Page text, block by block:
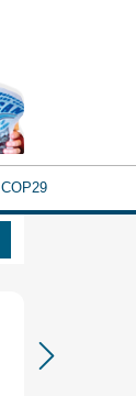
COP29